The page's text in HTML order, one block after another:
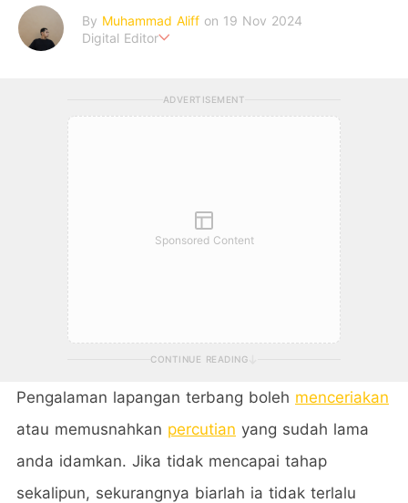
By Muhammad Aliff on 19 Nov 2024
Digital Editor
ADVERTISEMENT
Sponsored Content
CONTINUE READING
Pengalaman lapangan terbang boleh menceriakan
atau memusnahkan percutian yang sudah lama
anda idamkan. Jika tidak mencapai tahap
sekalipun, sekurangnya biarlah ia tidak terlalu